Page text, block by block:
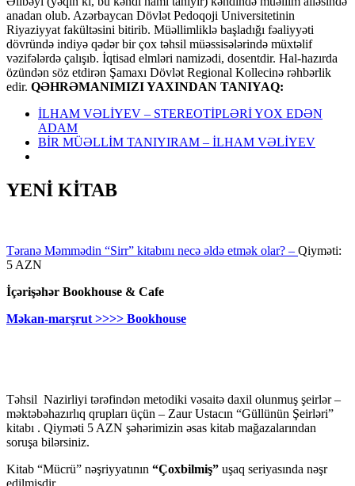
anadan olub. Azərbaycan Dövlət Pedoqoji Universitetinin
Riyaziyyat fakültəsini bitirib. Müəllimliklə başladığı fəaliyyəti
dövründə indiyə qədər bir çox təhsil müəssisələrində müxtəlif
vəzifələrdə çalışıb. İqtisad elmləri namizədi, dosentdir. Hal-hazırda
özündən söz etdirən Şamaxı Dövlət Regional Kollecinə rəhbərlik
edir. QƏHRƏMANIMIZI YAXINDAN TANIYAQ:
İLHAM VƏLİYEV – STEREOTİPLƏRİ YOX EDƏN
ADAM
BİR MÜƏLLİM TANIYIRAM – İLHAM VƏLİYEV
YENİ KİTAB
Təranə Məmmədin “Sirr” kitabını necə əldə etmək olar? – Qiyməti:
5 AZN
İçərişəhər Bookhouse & Cafe
Məkan-marşrut >>>> Bookhouse
Təhsil Nazirliyi tərəfindən metodiki vəsaitə daxil olunmuş şeirlər –
məktəbəhazırlıq qrupları üçün – Zaur Ustacın “Güllünün Şeirləri”
kitabı . Qiyməti 5 AZN şəhərimizin əsas kitab mağazalarından
soruşa bilərsiniz.
Kitab “Mücrü” nəşriyyatının “Çoxbilmiş” uşaq seriyasında nəşr
edilmişdir.